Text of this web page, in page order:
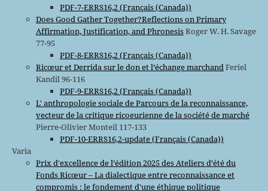
PDF-7-ERRS16,2 (Français (Canada))
Does Good Gather Together?Reflections on Primary
Affirmation, Justification, and PhronesisRoger W. H. Savage
77-95
PDF-8-ERRS16,2 (Français (Canada))
Ricœur et Derrida sur le don et l’échange marchandFeriel
Kandil 96-116
PDF-9-ERRS16,2 (Français (Canada))
L' anthropologie sociale de Parcours de la reconnaissance,
vecteur de la critique ricoeurienne de la société de marché
Pierre-Olivier Monteil 117-133
PDF-10-ERRS16,2-update (Français (Canada))
Varia
Prix d'excellence de l’édition 2025 des Ateliers d’été du
Fonds Ricœur – La dialectique entre reconnaissance et
compromis : le fondement d'une éthique politique